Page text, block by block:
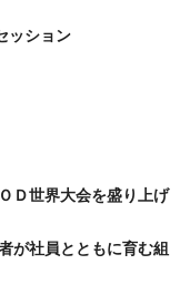
ション
世界大会を盛り上げ
社員とともに育む組